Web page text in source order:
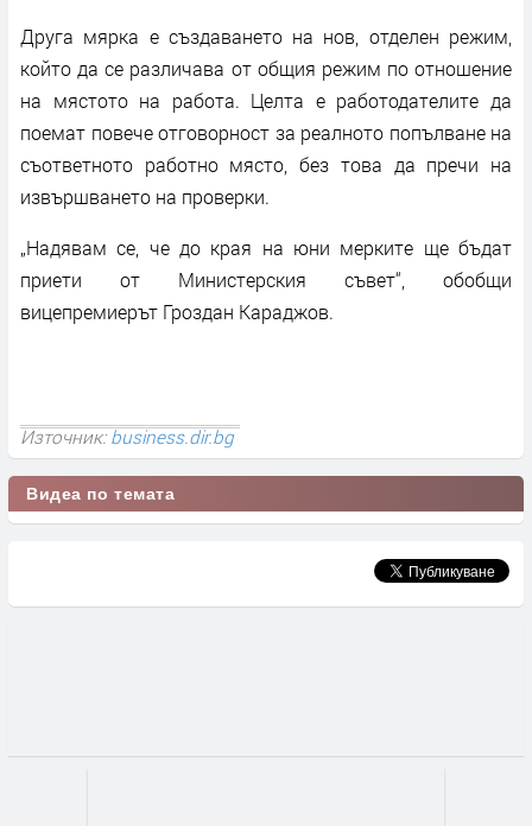
Друга мярка е създаването на нов, отделен режим,
който да се различава от общия режим по отношение
на мястото на работа. Целта е работодателите да
поемат повече отговорност за реалното попълване на
съответното работно място, без това да пречи на
извършването на проверки.
„Надявам се, че до края на юни мерките ще бъдат
приети от Министерския съвет“, обобщи
вицепремиерът Гроздан Караджов.
Източник:business.dir.bg
Видеа по темата